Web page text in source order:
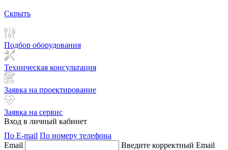
Скрыть
Подбор оборудования
Техническая консультация
Заявка на проектирование
Заявка на сервис
Вход в личный кабинет
По E-mail По номеру телефона
Email
Введите корректный Email